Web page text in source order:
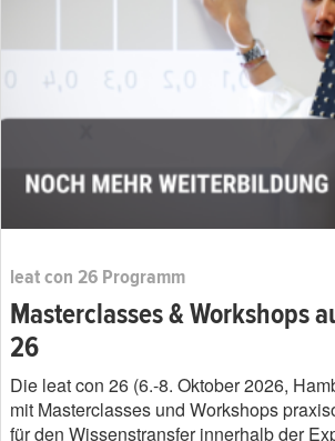
leat con 26 Programm
Masterclasses & Workshops
26
Die leat con 26 (6.-8. Oktober 2026,
mit Masterclasses und Workshops
für den Wissenstransfer innerhalb der